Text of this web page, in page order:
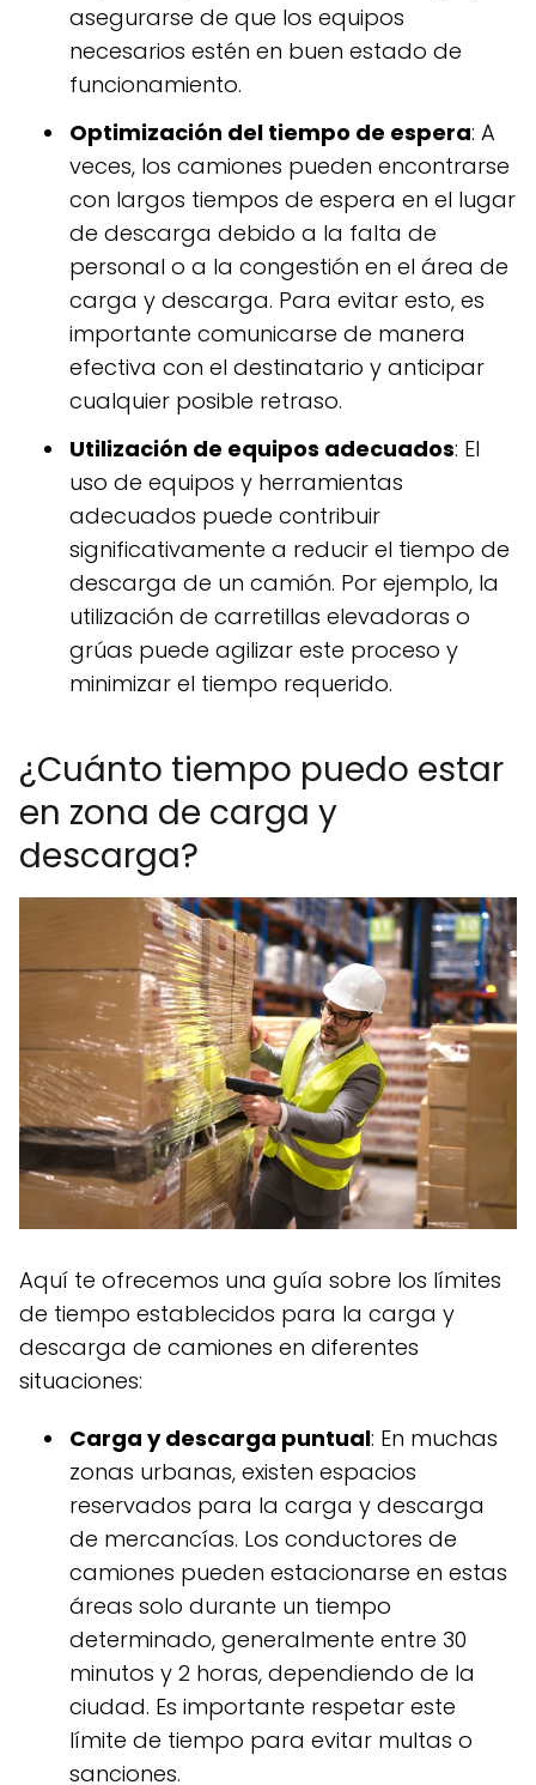
asegurarse de que los equipos
necesarios estén en buen estado de
funcionamiento.
Optimización del tiempo de espera: A
veces, los camiones pueden encontrarse
con largos tiempos de espera en el lugar
de descarga debido a la falta de
personal o a la congestión en el área de
carga y descarga. Para evitar esto, es
importante comunicarse de manera
efectiva con el destinatario y anticipar
cualquier posible retraso.
Utilización de equipos adecuados: El
uso de equipos y herramientas
adecuados puede contribuir
significativamente a reducir el tiempo de
descarga de un camión. Por ejemplo, la
utilización de carretillas elevadoras o
grúas puede agilizar este proceso y
minimizar el tiempo requerido.
¿Cuánto tiempo puedo estar
en zona de carga y
descarga?
Aquí te ofrecemos una guía sobre los límites
de tiempo establecidos para la carga y
descarga de camiones en diferentes
situaciones:
Carga y descarga puntual: En muchas
zonas urbanas, existen espacios
reservados para la carga y descarga
de mercancías. Los conductores de
camiones pueden estacionarse en estas
áreas solo durante un tiempo
determinado, generalmente entre 30
minutos y 2 horas, dependiendo de la
ciudad. Es importante respetar este
límite de tiempo para evitar multas o
sanciones.